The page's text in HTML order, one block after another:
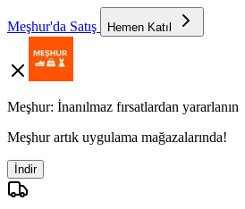
Meşhur'da Satış Hemen Katıl
Meşhur: İnanılmaz fırsatlardan yararlanın
Meşhur artık uygulama mağazalarında!
İndir